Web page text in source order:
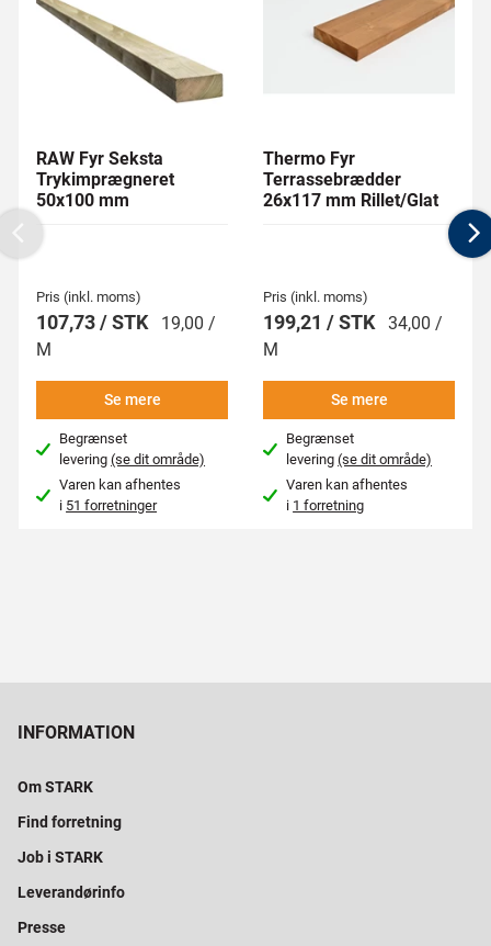
RAW Fyr Seksta
Trykimprægneret
50x100 mm
Pris (inkl. moms)
107,73 / STK
19,00 /
M
Se mere
Begrænset
levering(se dit område)
Varen kan afhentes
i 51 forretninger
Thermo Fyr
Terrassebrædder
26x117 mm Rillet/Glat
Pris (inkl. moms)
199,21 / STK 34,00 /
M
Se mere
Begrænset
levering(se dit område)
Varen kan afhentes
i 1 forretning
Previous
INFORMATION
Om STARK
Find forretning
Job i STARK
Leverandørinfo
Presse